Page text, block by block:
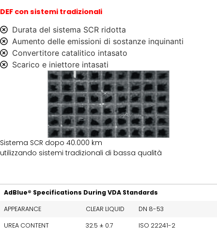
DEF con sistemi tradizionali
Durata del sistema SCR ridotta
Aumento delle emissioni di sostanze inquinanti
Convertitore catalitico intasato
Scarico e iniettore intasati
Sistema SCR dopo 40.000 km
utilizzando sistemi tradizionali di bassa qualità
AdBlue® Specifications During VDA Standards
APPEARANCE
CLEAR LIQUID
DN 8-53
UREA CONTENT
32.5 ± 0.7
ISO 22241-2